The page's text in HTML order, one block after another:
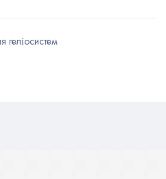
геліосистем